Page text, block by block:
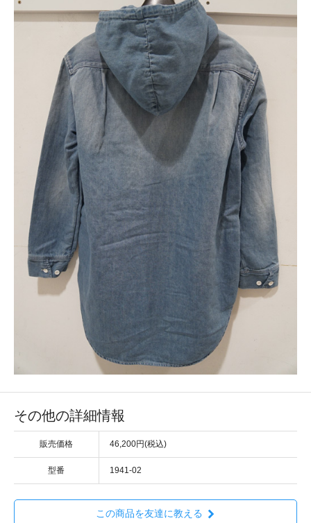
その他の詳細情報
販売価格 46,200円(税込)
型番 1941-02
この商品を友達に教える